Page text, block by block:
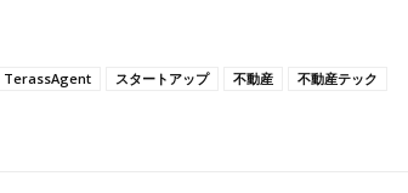
TerassAgent スタートアップ 不動産
不動産テック